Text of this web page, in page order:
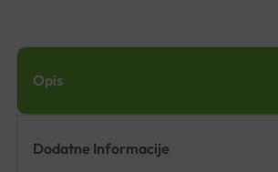
Opis
Dodatne Informacije